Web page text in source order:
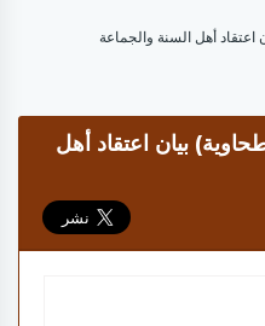
اعتقاد أهل السنة والجماعة
بيان اعتقاد أهل